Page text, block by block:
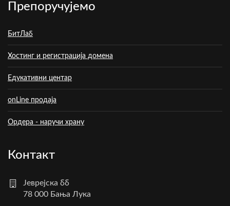
Препоручујемо
БитЛаб
Хостинг и регистрација домена
Едукативни центар
onLine продаја
Ордера - наручи храну
Контакт
Јеврејска бб
78 000 Бања Лука